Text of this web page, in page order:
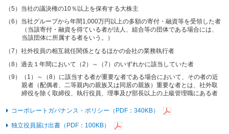
当社の議決権の10％以上を保有する大株主
当社グループから年間1,000万円以上の多額の寄付・融資等を受領した者
（当該寄付・融資を得ている者が法人、組合等の団体である場合には、
当該団体に所属する者をいう。）
社外役員の相互就任関係となるほかの会社の業務執行者
過去１年間において（2）～（7）のいずれかに該当していた者
（1）～（8）に該当する者が重要な者である場合において、その者の近
親者（配偶者、二等親内の親族又は同居の親族）重要な者とは、社外取
締役を除く取締役、執行役員、理事及び部長以上の上級管理職にある者
コーポレートガバナンス・ポリシー（PDF：340KB）
独立役員届け出書（PDF：100KB）